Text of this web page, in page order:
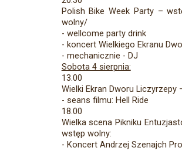
Polish Bike Week Party –
wolny/
- wellcome party drink
- koncert Wielkiego Ekranu
- mechanicznie - DJ
Sobota 4 sierpnia:
13.00
Wielki Ekran Dworu Liczyrzepy
- seans filmu: Hell Ride
18.00
Wielka scena Pikniku
wstęp wolny:
- Koncert Andrzej Szenajch